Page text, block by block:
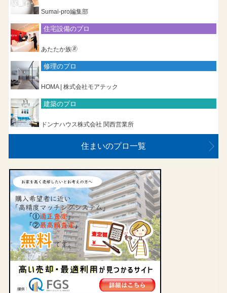
Sumai-pro編集部
住宅設備のプロ
あたたか族🄬
修理のプロ
HOMA | 株式会社モアテック
建築のプロ
ドンナハウス株式会社 関西営業所
住まいのプロ一覧